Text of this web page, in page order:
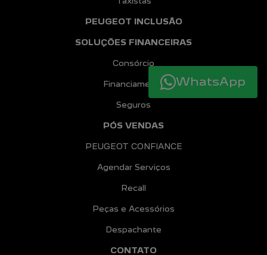
PEUGEOT INCLUSÃO
SOLUÇÕES FINANCEIRAS
Consórcio
Financiamento
Seguros
PÓS VENDAS
PEUGEOT CONFIANCE
Agendar Serviços
Recall
Peças e Acessórios
Despachante
CONTATO
WhatsApp